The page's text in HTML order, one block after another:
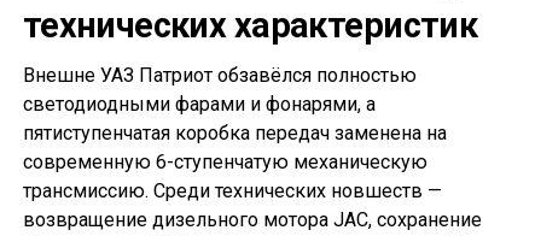
технических характеристик
Внешне УАЗ Патриот обзавёлся полностью
светодиодными фарами и фонарями, а
пятиступенчатая коробка передач заменена на
современную 6-ступенчатую механическую
трансмиссию. Среди технических новшеств —
возвращение дизельного мотора JAC, сохранение